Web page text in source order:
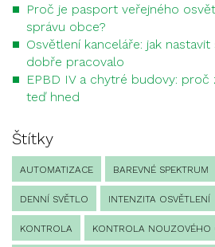
Proč je pasport veřejného
správu obce?
Osvětlení kanceláře: jak
dobře pracovalo
EPBD IV a chytré budovy: proč
teď hned
Štítky
AUTOMATIZACE BAREVNÉ SPEKTRUM
DENNÍ SVĚTLO INTENZITA OSVĚTLENÍ
KONTROLA KONTROLA NOUZOVÉHO